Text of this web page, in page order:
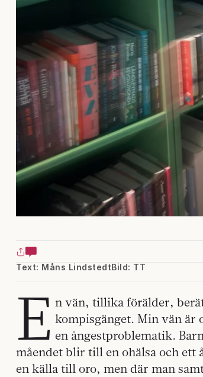
Text: Måns LindstedtBild: TT
E n vän, tillika förälder,
kompisgänget. Min vän är
en ångestproblematik.
måendet blir till en ohälsa och
en källa till oro, men där man